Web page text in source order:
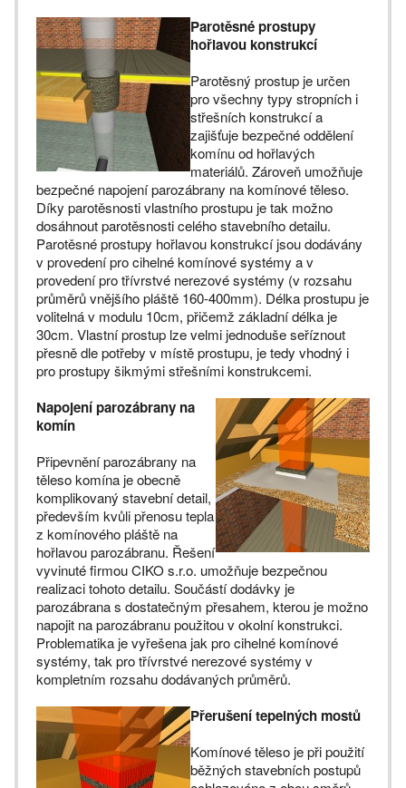
Parotěsné prostupy
hořlavou konstrukcí
Parotěsný prostup je určen
pro všechny typy stropních i
střešních konstrukcí a
zajišťuje bezpečné oddělení
komínu od hořlavých
materiálů. Zároveň umožňuje
bezpečné napojení parozábrany na komínové těleso.
Díky parotěsnosti vlastního prostupu je tak možno
dosáhnout parotěsnosti celého stavebního detailu.
Parotěsné prostupy hořlavou konstrukcí jsou dodávány
v provedení pro cihelné komínové systémy a v
provedení pro třívrstvé nerezové systémy (v rozsahu
průměrů vnějšího pláště 160-400mm). Délka prostupu je
volitelná v modulu 10cm, přičemž základní délka je
30cm. Vlastní prostup lze velmi jednoduše seříznout
přesně dle potřeby v místě prostupu, je tedy vhodný i
pro prostupy šikmými střešními konstrukcemi.
Napojení parozábrany na
komín
Připevnění parozábrany na
těleso komína je obecně
komplikovaný stavební detail,
především kvůli přenosu tepla
z komínového pláště na
hořlavou parozábranu. Řešení
vyvinuté firmou CIKO s.r.o. umožňuje bezpečnou
realizaci tohoto detailu. Součástí dodávky je
parozábrana s dostatečným přesahem, kterou je možno
napojit na parozábranu použitou v okolní konstrukci.
Problematika je vyřešena jak pro cihelné komínové
systémy, tak pro třívrstvé nerezové systémy v
kompletním rozsahu dodávaných průměrů.
Přerušení tepelných mostů
Komínové těleso je při použití
běžných stavebních postupů